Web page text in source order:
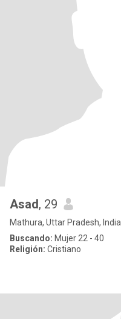
Asad, 29
Mathura, Uttar Pradesh, India
Buscando: Mujer 22 - 40
Religión: Cristiano